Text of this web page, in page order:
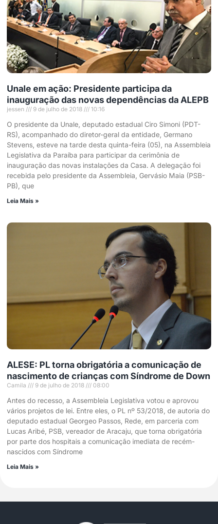
Unale em ação: Presidente participa da
inauguração das novas dependências da ALEPB
jessen 9 de julho de 2018 10:16
O presidente da Unale, deputado estadual Ciro Simoni (PDT-
RS), acompanhado do diretor-geral da entidade, Germano
Stevens, esteve na tarde desta quinta-feira (05), na Assembleia
Legislativa da Paraíba para participar da cerimônia de
inauguração das novas instalações da Casa. A delegação foi
recebida pelo presidente da Assembleia, Gervásio Maia (PSB-
PB), que
Leia Mais »
ALESE: PL torna obrigatória a comunicação de
nascimento de crianças com Síndrome de Down
Camila 9 de julho de 2018 08:00
Antes do recesso, a Assembleia Legislativa votou e aprovou
vários projetos de lei. Entre eles, o PL nº 53/2018, de autoria do
deputado estadual Georgeo Passos, Rede, em parceria com
Lucas Aribé, PSB, vereador de Aracaju, que torna obrigatória
por parte dos hospitais a comunicação imediata de recém-
nascidos com Síndrome
Leia Mais »